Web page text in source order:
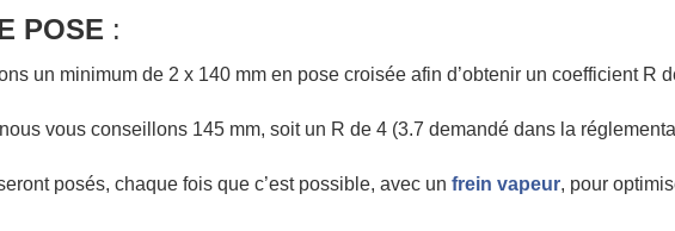
POSE :
un minimum de 2 x 140 mm en pose croisée afin d’obtenir un coefficient R
vous conseillons 145 mm, soit un R de 4 (3.7 demandé dans la
posés, chaque fois que c’est possible, avec un frein vapeur, pour